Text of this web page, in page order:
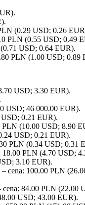
(0.29 USD; 0.26
PLN (0.55 USD; 0.49
USD; 0.64 EUR).
PLN (1.00 USD; 0.89
USD; 3.30 EUR).
USD; 46 000.00 EUR).
0.21 EUR).
PLN (10.00 USD; 8.90
USD; 0.21 EUR).
PLN (0.34 USD; 0.31
18.00 PLN (4.70 USD;
3.10 EUR).
– cena: 100.00 PLN
cena: 84.00 PLN (22.00
USD; 43.00 EUR).